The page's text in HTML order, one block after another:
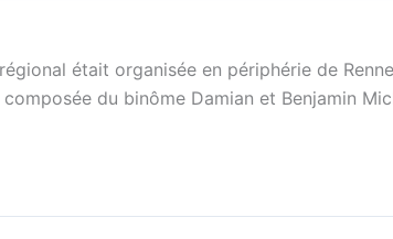
était organisée en périphérie de
du binôme Damian et Benjamin